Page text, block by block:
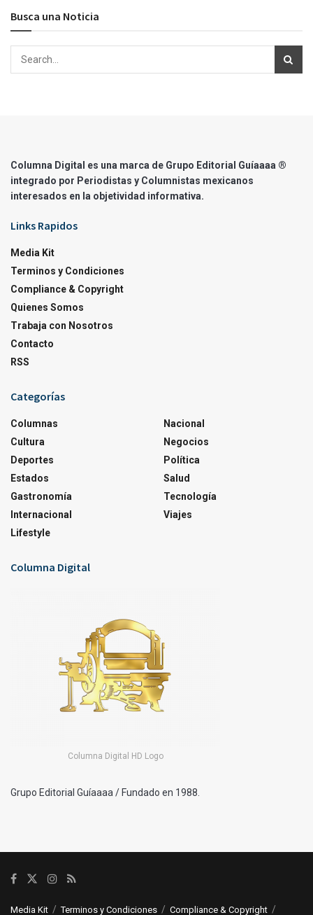
Busca una Noticia
Columna Digital es una marca de Grupo Editorial Guíaaaa ®
integrado por Periodistas y Columnistas mexicanos
interesados en la objetividad informativa.
Links Rapidos
Media Kit
Terminos y Condiciones
Compliance & Copyright
Quienes Somos
Trabaja con Nosotros
Contacto
RSS
Categorías
Columnas
Cultura
Deportes
Estados
Gastronomía
Internacional
Lifestyle
Nacional
Negocios
Política
Salud
Tecnología
Viajes
Columna Digital
Columna Digital HD Logo
Grupo Editorial Guíaaaa / Fundado en 1988.
Media Kit Terminos y Condiciones Compliance & Copyright